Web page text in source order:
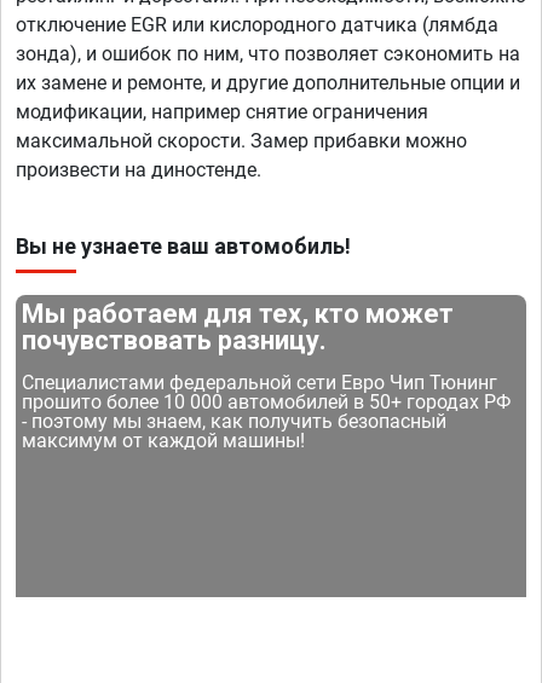
отключение EGR или кислородного датчика (лямбда
зонда), и ошибок по ним, что позволяет сэкономить на
их замене и ремонте, и другие дополнительные опции и
модификации, например снятие ограничения
максимальной скорости. Замер прибавки можно
произвести на диностенде.
Вы не узнаете ваш автомобиль!
Мы работаем для тех, кто может
почувствовать разницу.
Специалистами федеральной сети Евро Чип Тюнинг
прошито более 10 000 автомобилей в 50+ городах РФ
- поэтому мы знаем, как получить безопасный
максимум от каждой машины!